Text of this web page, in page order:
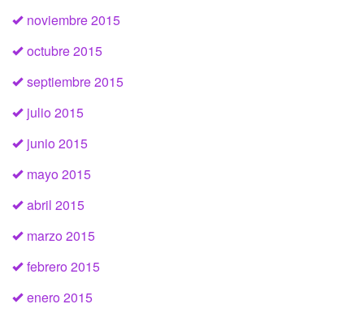
noviembre 2015
octubre 2015
septiembre 2015
julio 2015
junio 2015
mayo 2015
abril 2015
marzo 2015
febrero 2015
enero 2015